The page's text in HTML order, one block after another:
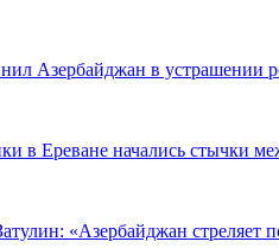
Азербайджан в устрашении
в Ереване начались стычки
«Азербайджан стреляет